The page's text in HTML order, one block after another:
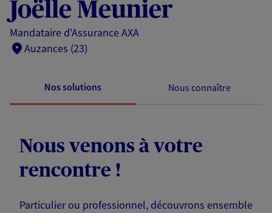
Joëlle Meunier
Mandataire d'Assurance AXA
Auzances (23)
Nos solutions Nous connaître
Nous venons à votre
rencontre !
Particulier ou professionnel, découvrons ensemble